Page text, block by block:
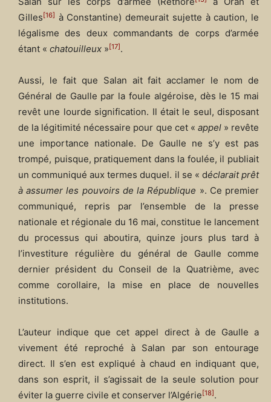
Gilles[16] à Constantine) demeurait sujette à caution, le
légalisme des deux commandants de corps d’armée
étant « chatouilleux »[17].
Aussi, le fait que Salan ait fait acclamer le nom de
Général de Gaulle par la foule algéroise, dès le 15 mai
revêt une lourde signification. Il était le seul, disposant
de la légitimité nécessaire pour que cet « appel » revête
une importance nationale. De Gaulle ne s’y est pas
trompé, puisque, pratiquement dans la foulée, il publiait
un communiqué aux termes duquel. il se « déclarait prêt
à assumer les pouvoirs de la République ». Ce premier
communiqué, repris par l’ensemble de la presse
nationale et régionale du 16 mai, constitue le lancement
du processus qui aboutira, quinze jours plus tard à
l’investiture régulière du général de Gaulle comme
dernier président du Conseil de la Quatrième, avec
comme corollaire, la mise en place de nouvelles
institutions.
L’auteur indique que cet appel direct à de Gaulle a
vivement été reproché à Salan par son entourage
direct. Il s’en est expliqué à chaud en indiquant que,
dans son esprit, il s’agissait de la seule solution pour
éviter la guerre civile et conserver l’Algérie[18].